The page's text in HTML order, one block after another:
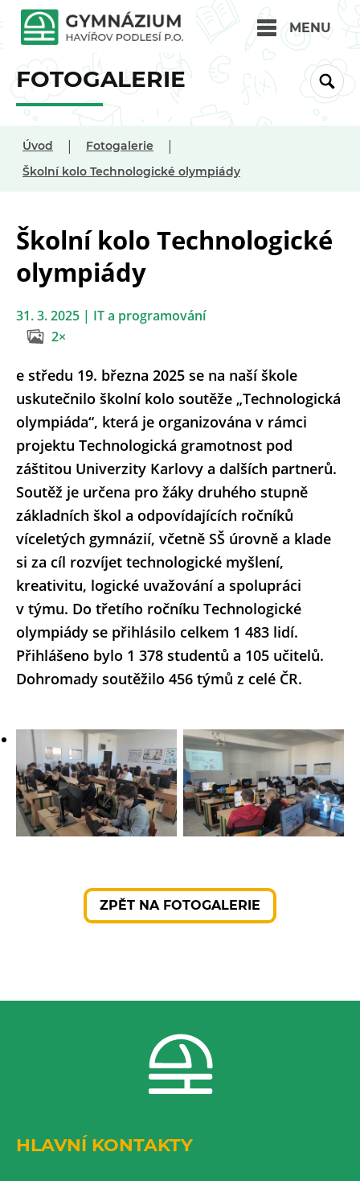
MENU
FOTOGALERIE
Úvod | Fotogalerie |
Školní kolo Technologické olympiády
Školní kolo Technologické
olympiády
31. 3. 2025 | IT a programování
2×
e středu 19. března 2025 se na naší škole
uskutečnilo školní kolo soutěže „Technologická
olympiáda“, která je organizována v rámci
projektu Technologická gramotnost pod
záštitou Univerzity Karlovy a dalších partnerů.
Soutěž je určena pro žáky druhého stupně
základních škol a odpovídajících ročníků
víceletých gymnázií, včetně SŠ úrovně a klade
si za cíl rozvíjet technologické myšlení,
kreativitu, logické uvažování a spolupráci
v týmu. Do třetího ročníku Technologické
olympiády se přihlásilo celkem 1 483 lidí.
Přihlášeno bylo 1 378 studentů a 105 učitelů.
Dohromady soutěžilo 456 týmů z celé ČR.
ZPĚT NA FOTOGALERIE
HLAVNÍ KONTAKTY